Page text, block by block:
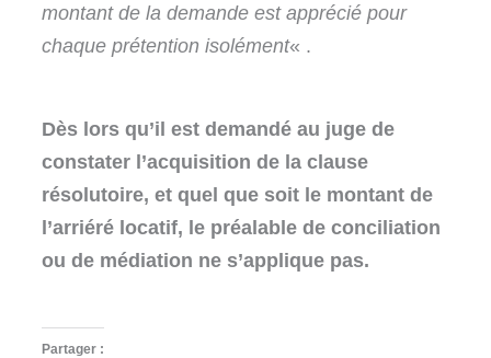
montant de la demande est apprécié pour
chaque prétention isolément« .
Dès lors qu’il est demandé au juge de
constater l’acquisition de la clause
résolutoire, et quel que soit le montant de
l’arriéré locatif, le préalable de conciliation
ou de médiation ne s’applique pas.
Partager :